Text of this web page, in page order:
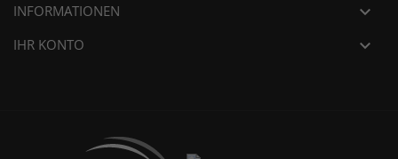
INFORMATIONEN 
IHR KONTO 